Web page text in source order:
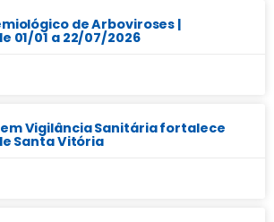
de Arboviroses |
01/01 a 22/07/2026
Vigilância Sanitária fortalece
Santa Vitória